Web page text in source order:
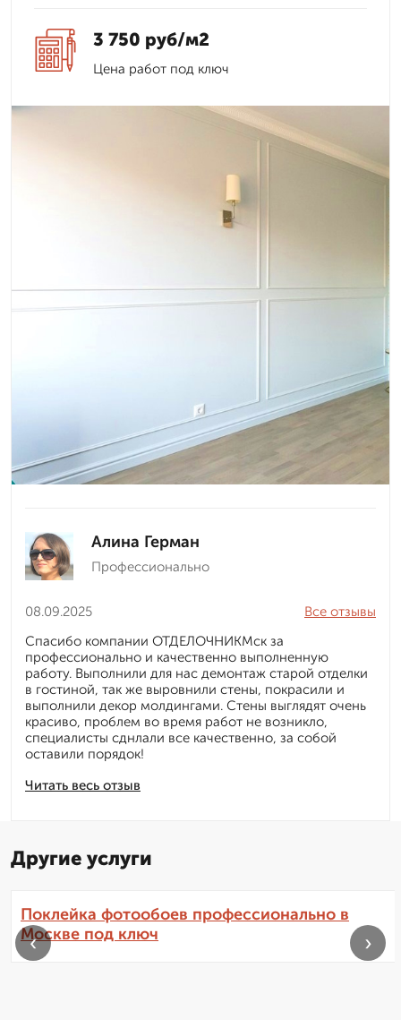
3 750 руб/м2
Цена работ под ключ
Алина Герман
Профессионально
08.09.2025
Читать весь отзыв
Все отзывы
Спасибо компании ОТДЕЛОЧНИКМск за
профессионально и качественно выполненную
работу. Выполнили для нас демонтаж старой отделки
в гостиной, так же выровнили стены, покрасили и
выполнили декор молдингами. Стены выглядят очень
красиво, проблем во время работ не возникло,
специалисты сднлали все качественно, за собой
оставили порядок!
Другие услуги
Поклейка фотообоев профессионально в
Москве под ключ
‹ ›